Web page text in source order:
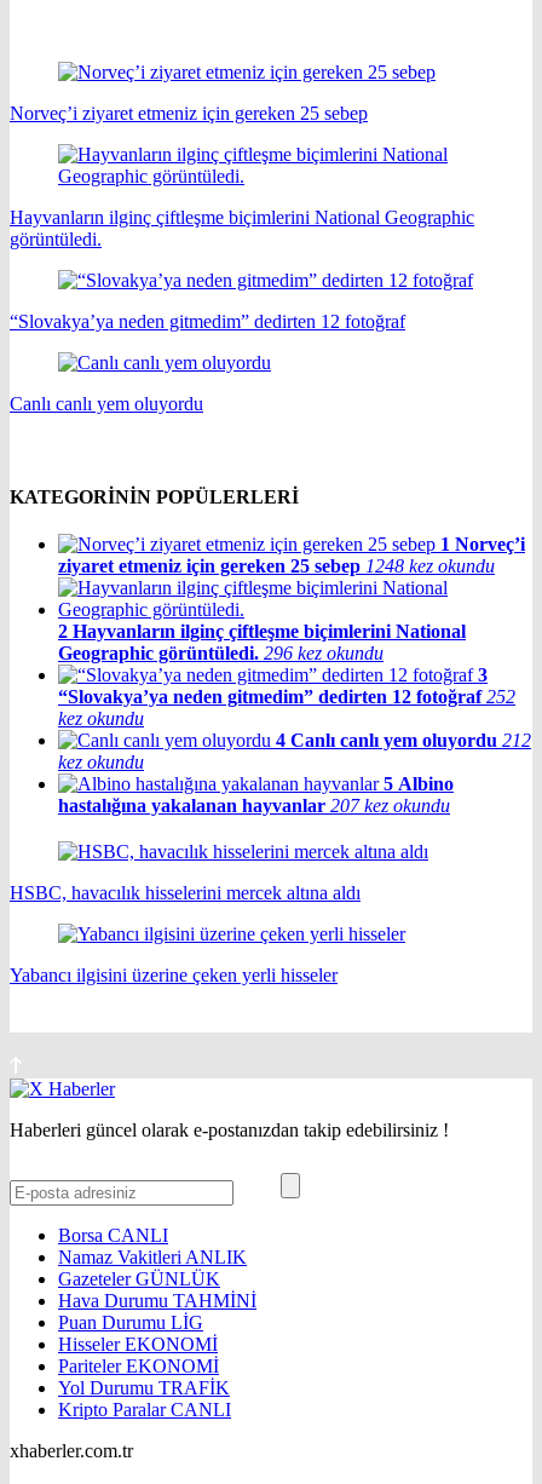
Norveç’i ziyaret etmeniz için gereken 25 sebep
Hayvanların ilginç çiftleşme biçimlerini National Geographic
görüntüledi.
“Slovakya’ya neden gitmedim” dedirten 12 fotoğraf
Canlı canlı yem oluyordu
KATEGORİNİN POPÜLERLERİ
1 Norveç’i
ziyaret etmeniz için gereken 25 sebep 1248 kez okundu
2 Hayvanların ilginç çiftleşme biçimlerini National
Geographic görüntüledi. 296 kez okundu
3
“Slovakya’ya neden gitmedim” dedirten 12 fotoğraf 252
kez okundu
4 Canlı canlı yem oluyordu 212
kez okundu
5 Albino
hastalığına yakalanan hayvanlar 207 kez okundu
HSBC, havacılık hisselerini mercek altına aldı
Yabancı ilgisini üzerine çeken yerli hisseler
Haberleri güncel olarak e-postanızdan takip edebilirsiniz !
Borsa CANLI
Namaz Vakitleri ANLIK
GazetelerGÜNLÜK
Hava Durumu TAHMİNİ
Puan Durumu LİG
HisselerEKONOMİ
ParitelerEKONOMİ
Yol Durumu TRAFİK
Kripto ParalarCANLI
xhaberler.com.tr